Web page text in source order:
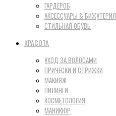
ГАРДЕРОБ
АКСЕССУАРЫ & БИЖУТЕРИЯ
СТИЛЬНАЯ ОБУВЬ
КРАСОТА
УХОД ЗА ВОЛОСАМИ
ПРИЧЕСКИ И СТРИЖКИ
МАКИЯЖ
ПИЛИНГИ
КОСМЕТОЛОГИЯ
МАНИКЮР